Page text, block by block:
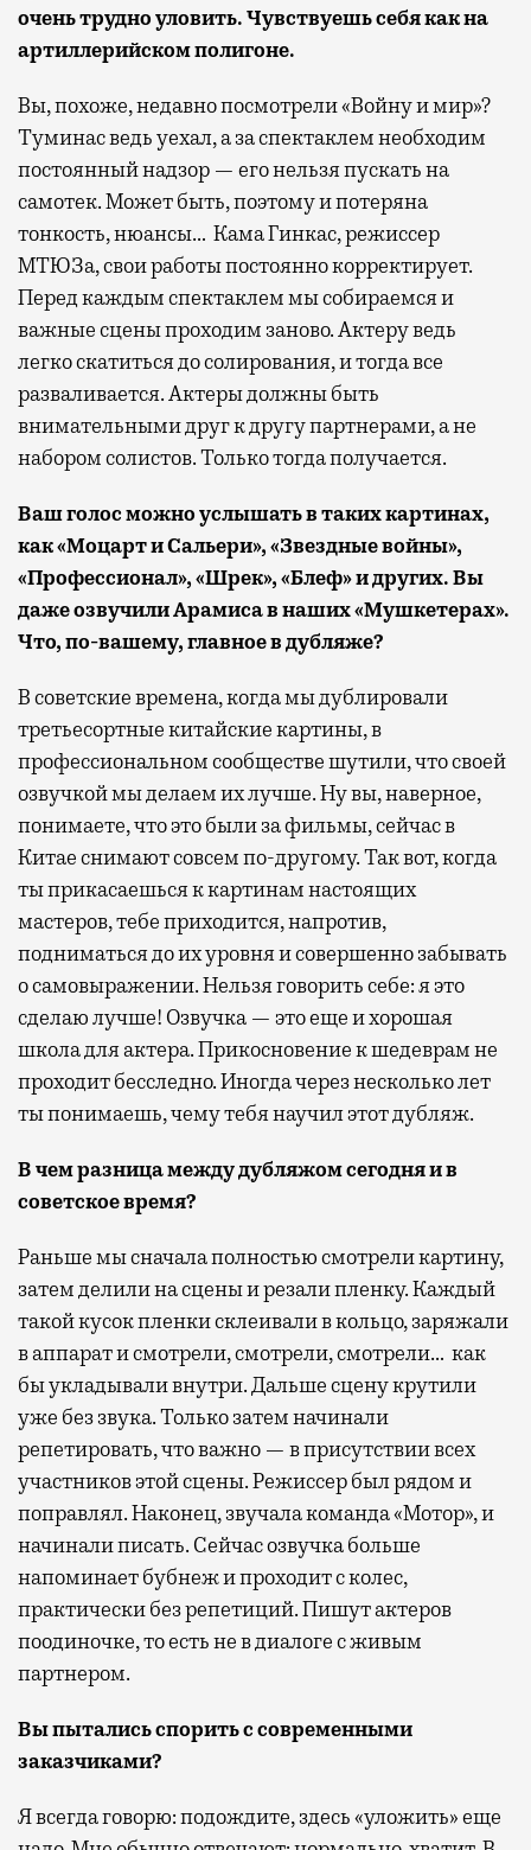
очень трудно уловить. Чувствуешь себя как на
артиллерийском полигоне.
Вы, похоже, недавно посмотрели «Войну и мир»?
Туминас ведь уехал, а за спектаклем необходим
постоянный надзор — его нельзя пускать на
самотек. Может быть, поэтому и потеряна
тонкость, нюансы… Кама Гинкас, режиссер
МТЮЗа, свои работы постоянно корректирует.
Перед каждым спектаклем мы собираемся и
важные сцены проходим заново. Актеру ведь
легко скатиться до солирования, и тогда все
разваливается. Актеры должны быть
внимательными друг к другу партнерами, а не
набором солистов. Только тогда получается.
Ваш голос можно услышать в таких картинах,
как «Моцарт и Сальери», «Звездные войны»,
«Профессионал», «Шрек», «Блеф» и других. Вы
даже озвучили Арамиса в наших «Мушкетерах».
Что, по-вашему, главное в дубляже?
В советские времена, когда мы дублировали
третьесортные китайские картины, в
профессиональном сообществе шутили, что своей
озвучкой мы делаем их лучше. Ну вы, наверное,
понимаете, что это были за фильмы, сейчас в
Китае снимают совсем по-другому. Так вот, когда
ты прикасаешься к картинам настоящих
мастеров, тебе приходится, напротив,
подниматься до их уровня и совершенно забывать
о самовыражении. Нельзя говорить себе: я это
сделаю лучше! Озвучка — это еще и хорошая
школа для актера. Прикосновение к шедеврам не
проходит бесследно. Иногда через несколько лет
ты понимаешь, чему тебя научил этот дубляж.
В чем разница между дубляжом сегодня и в
советское время?
Раньше мы сначала полностью смотрели картину,
затем делили на сцены и резали пленку. Каждый
такой кусок пленки склеивали в кольцо, заряжали
в аппарат и смотрели, смотрели, смотрели… как
бы укладывали внутри. Дальше сцену крутили
уже без звука. Только затем начинали
репетировать, что важно — в присутствии всех
участников этой сцены. Режиссер был рядом и
поправлял. Наконец, звучала команда «Мотор», и
начинали писать. Сейчас озвучка больше
напоминает бубнеж и проходит с колес,
практически без репетиций. Пишут актеров
поодиночке, то есть не в диалоге с живым
партнером.
Вы пытались спорить с современными
заказчиками?
Я всегда говорю: подождите, здесь «уложить» еще